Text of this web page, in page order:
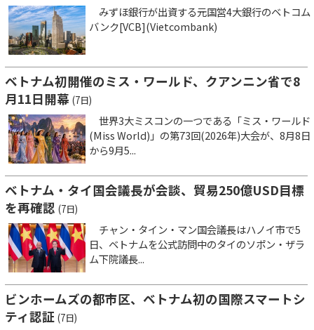
みずほ銀行が出資する元国営4大銀行のベトコム
バンク[VCB](Vietcombank)
ベトナム初開催のミス・ワールド、クアンニン省で8
月11日開幕 (7日)
世界3大ミスコンの一つである「ミス・ワールド
(Miss World)」の第73回(2026年)大会が、8月8日
から9月5...
ベトナム・タイ国会議長が会談、貿易250億USD目標
を再確認 (7日)
チャン・タイン・マン国会議長はハノイ市で5
日、ベトナムを公式訪問中のタイのソポン・ザラ
ム下院議長...
ビンホームズの都市区、ベトナム初の国際スマートシ
ティ認証 (7日)